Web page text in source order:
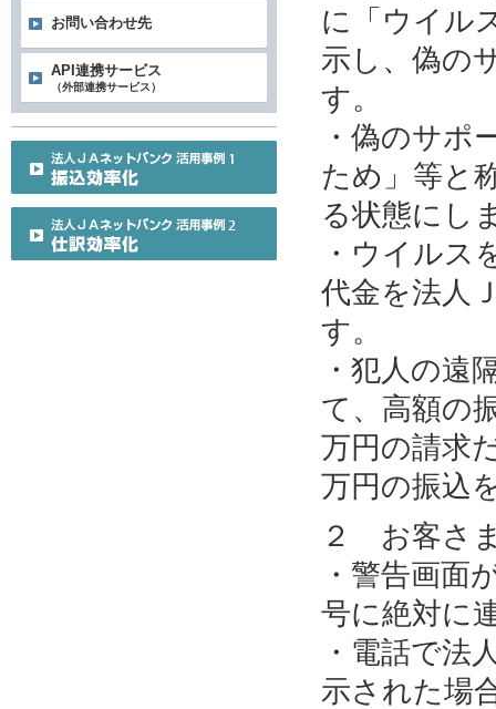
に「ウイル
示し、偽の
す。
・偽のサポ
ため」等と
る状態にし
・ウイルス
代金を法人
す。
・犯人の遠
て、高額の
万円の請求
万円の振込
２ お客さ
・警告画面
号に絶対に
・電話で法
示された場
お問い合わせ先
API連携サービス
（外部連携サービス）